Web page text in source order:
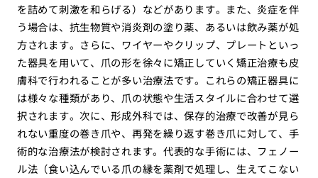
を詰めて刺激を和らげる）などがあります。また、炎症を伴
う場合は、抗生物質や消炎剤の塗り薬、あるいは飲み薬が処
方されます。さらに、ワイヤーやクリップ、プレートといっ
た器具を用いて、爪の形を徐々に矯正していく矯正治療も皮
膚科で行われることが多い治療法です。これらの矯正器具に
は様々な種類があり、爪の状態や生活スタイルに合わせて選
択されます。次に、形成外科では、保存的治療で改善が見ら
れない重度の巻き爪や、再発を繰り返す巻き爪に対して、手
術的な治療法が検討されます。代表的な手術には、フェノー
ル法（食い込んでいる爪の縁を薬剤で処理し、生えてこない